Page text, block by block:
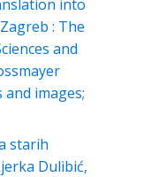
into
: The
and
images;
starih
Dulibić,